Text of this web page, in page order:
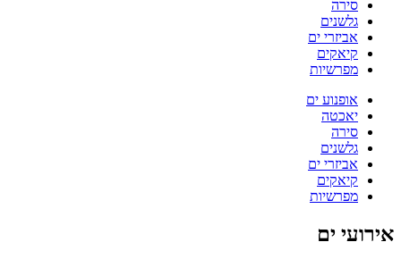
סירה
גלשנים
אביזרי ים
קיאקים
מפרשיות
אופנוע ים
יאכטה
סירה
גלשנים
אביזרי ים
קיאקים
מפרשיות
אירועי ים